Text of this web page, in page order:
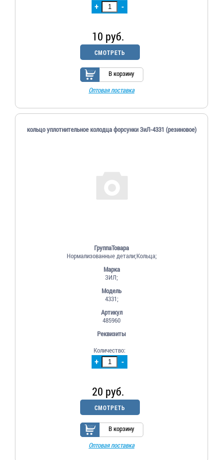
+ -
10 руб.
СМОТРЕТЬ
В корзину
Оптовая поставка
кольцо уплотнительное колодца форсунки ЗиЛ-4331 (резиновое)
ГруппаТовара
Нормализованные детали;Кольца;
Марка
ЗИЛ;
Модель
4331;
Артикул
485960
Реквизиты
+ -
Количество:
20 руб.
СМОТРЕТЬ
В корзину
Оптовая поставка